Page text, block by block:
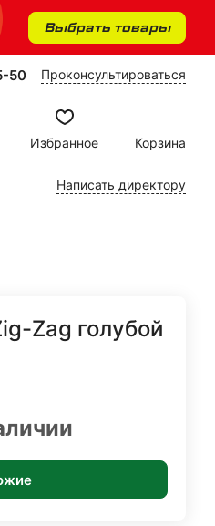
Выбрать товары
50 Проконсультироваться
Избранное Корзина
Написать директору
Zag голубой